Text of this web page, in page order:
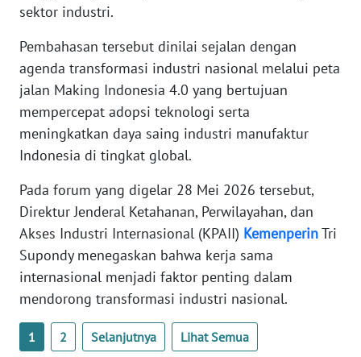
sektor industri.
Pembahasan tersebut dinilai sejalan dengan
agenda transformasi industri nasional melalui peta
jalan Making Indonesia 4.0 yang bertujuan
mempercepat adopsi teknologi serta
meningkatkan daya saing industri manufaktur
Indonesia di tingkat global.
Pada forum yang digelar 28 Mei 2026 tersebut,
Direktur Jenderal Ketahanan, Perwilayahan, dan
Akses Industri Internasional (KPAII) KemenperinTri
Supondy menegaskan bahwa kerja sama
internasional menjadi faktor penting dalam
mendorong transformasi industri nasional.
1 2 Selanjutnya Lihat Semua
SERAMBI
JAMBI
WN
SULTRA
NTB
WN
SULTENG
WN
SULBAR